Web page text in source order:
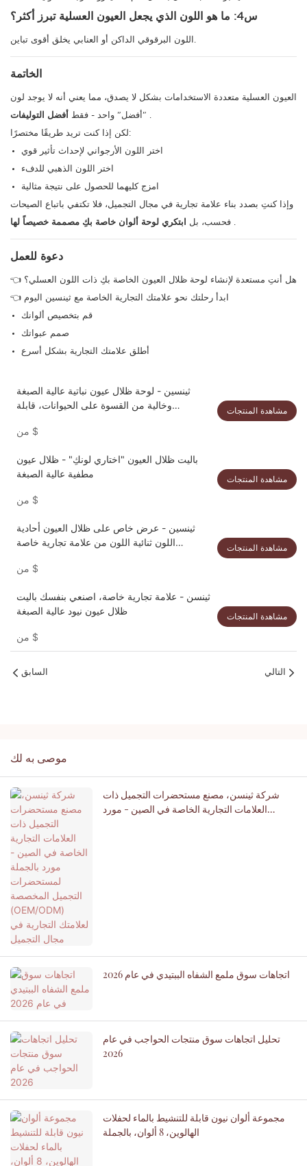
س4: ما هو اللون الذي يجعل العيون العسلية تبرز أكثر؟
اللون البرقوقي الداكن أو العنابي يخلق أقوى تباين.
الخاتمة
العيون العسلية متعددة الاستخدامات بشكل لا يصدق، مما يعني أنه لا يوجد لون
"أفضل" واحد - فقط أفضل التوليفات .
لكن إذا كنت تريد طريقًا مختصرًا:
اختر اللون الأرجواني لإحداث تأثير قوي
اختر اللون الذهبي للدفء
امزج كليهما للحصول على نتيجة مثالية
وإذا كنتِ بصدد بناء علامة تجارية في مجال التجميل، فلا تكتفي باتباع الصيحات
فحسب، بل ابتكري لوحة ألوان خاصة بكِ مصممة خصيصاً لها .
دعوة للعمل
👈 هل أنتِ مستعدة لإنشاء لوحة ظلال العيون الخاصة بكِ ذات اللون العسلي؟
👈 ابدأ رحلتك نحو علامتك التجارية الخاصة مع ثينسين اليوم
قم بتخصيص ألوانك
صمم عبواتك
أطلق علامتك التجارية بشكل أسرع
ثينسين - لوحة ظلال عيون نباتية عالية الصبغة
وخالية من القسوة على الحيوانات، قابلة
$
مشاهدة المنتجات
باليت ظلال العيون "اختاري لونكِ" - ظلال عيون
مطفية عالية الصبغة
$
مشاهدة المنتجات
ثينسين - عرض خاص على ظلال العيون أحادية
اللون ثنائية اللون من علامة تجارية خاصة
$
مشاهدة المنتجات
ثينسن - علامة تجارية خاصة، اصنعي بنفسك باليت
ظلال عيون نيود عالية الصبغة
$
مشاهدة المنتجات
السابق التالي
موصى به لك
شركة ثينسن، مصنع مستحضرات التجميل ذات
العلامات التجارية الخاصة في الصين - مورد
اتجاهات سوق ملمع الشفاه الببتيدي في عام 2026
تحليل اتجاهات سوق منتجات الحواجب في عام
2026
مجموعة ألوان نيون قابلة للتنشيط بالماء لحفلات
الهالوين، 8 ألوان، بالجملة